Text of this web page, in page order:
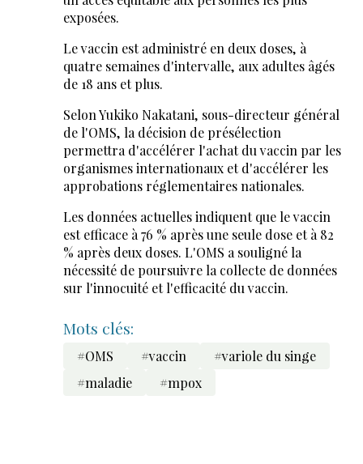
exposées.
Le vaccin est administré en deux doses, à
quatre semaines d'intervalle, aux adultes âgés
de 18 ans et plus.
Selon Yukiko Nakatani, sous-directeur général
de l'OMS, la décision de présélection
permettra d'accélérer l'achat du vaccin par les
organismes internationaux et d'accélérer les
approbations réglementaires nationales.
Les données actuelles indiquent que le vaccin
est efficace à 76 % après une seule dose et à 82
% après deux doses. L'OMS a souligné la
nécessité de poursuivre la collecte de données
sur l'innocuité et l'efficacité du vaccin.
Mots clés:
#OMS #vaccin
#variole du singe
#maladie
#mpox